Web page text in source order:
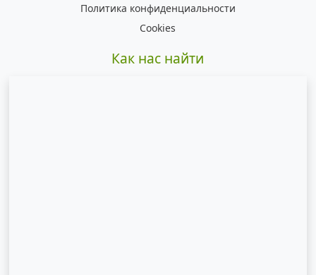
Политика конфиденциальности
Cookies
Как нас найти